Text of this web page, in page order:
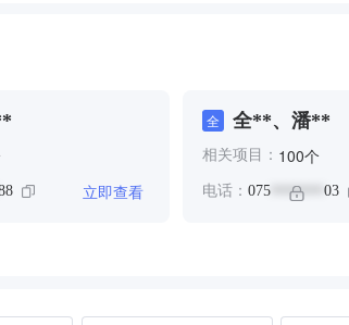
立即查看
全 全**、潘**
相关项目： 100个
电话： 075******* 03